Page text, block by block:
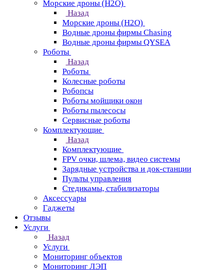
Морские дроны (H2O)
Назад
Морские дроны (H2O)
Водные дроны фирмы Chasing
Водные дроны фирмы QYSEA
Роботы
Назад
Роботы
Колесные роботы
Робопсы
Роботы мойщики окон
Роботы пылесосы
Сервисные роботы
Комплектующие
Назад
Комплектующие
FPV очки, шлема, видео системы
Зарядные устройства и док-станции
Пульты управления
Стедикамы, стабилизаторы
Аксессуары
Гаджеты
Отзывы
Услуги
Назад
Услуги
Мониторинг объектов
Мониторинг ЛЭП